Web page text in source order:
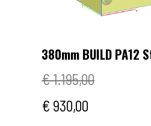
380mm BUILD PA12
€ 1.195,00
€ 930,00